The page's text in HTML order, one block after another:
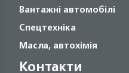
Вантажні автомобілі
Спецтехніка
Масла, автохімія
Контакти